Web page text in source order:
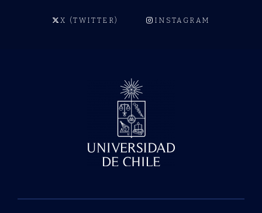
X (TWITTER) INSTAGRAM